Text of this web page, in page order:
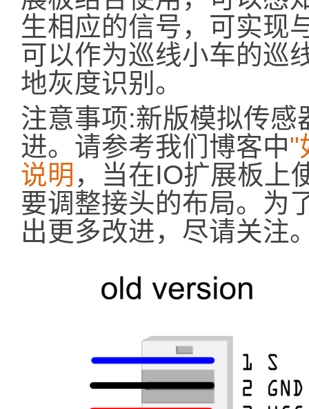
生相应的信号，可实现
可以作为巡线小车的巡
地灰度识别。
注意事项:新版模拟传
进。请参考我们博客中"
说明 ，当在IO扩展板上
要调整接头的布局。为
出更多改进，尽请关注